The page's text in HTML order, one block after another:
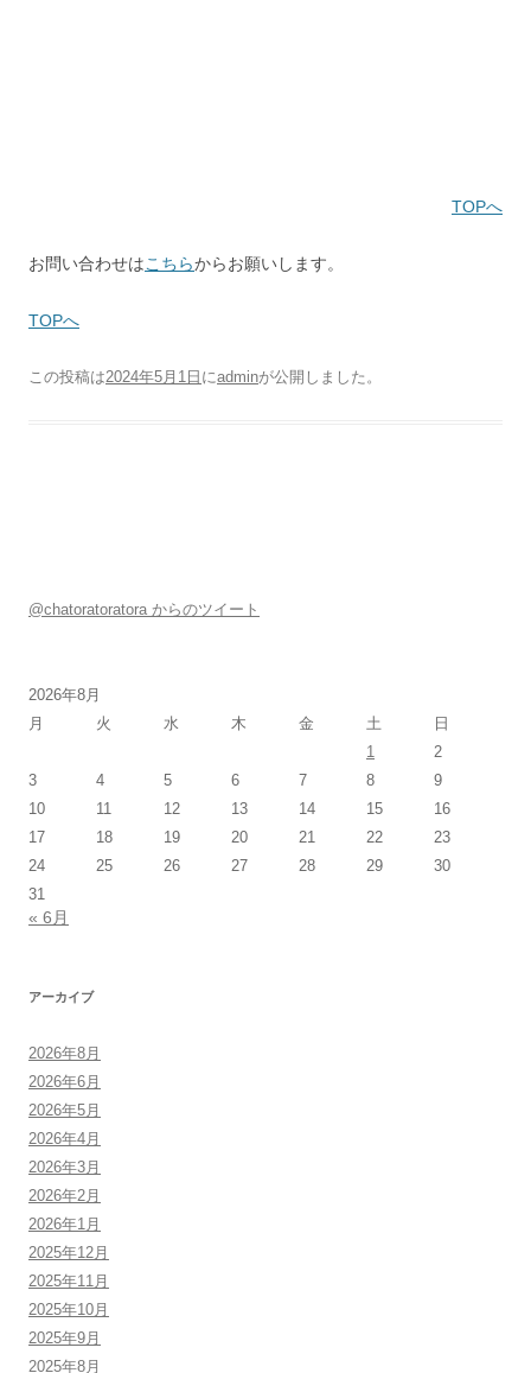
TOPへ
お問い合わせはこちらからお願いします。
TOPへ
この投稿は2024年5月1日 にadminが公開しました 。
@chatoratoratora からのツイート
2026年8月
月
火 水 木 金 土
日
1
2
3
4 5 6 7 8
9
10
11 12 13 14 15
16
17
18 19 20 21 22
23
24
25 26 27 28 29
30
31
« 6月
アーカイブ
2026年8月
2026年6月
2026年5月
2026年4月
2026年3月
2026年2月
2026年1月
2025年12月
2025年11月
2025年10月
2025年9月
2025年8月